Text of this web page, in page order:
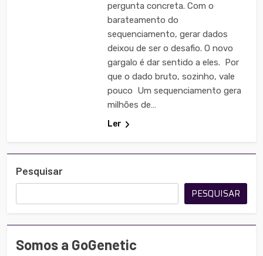
pergunta concreta. Com o
barateamento do
sequenciamento, gerar dados
deixou de ser o desafio. O novo
gargalo é dar sentido a eles. Por
que o dado bruto, sozinho, vale
pouco Um sequenciamento gera
milhões de…
Ler
Pesquisar
PESQUISAR
Somos a GoGenetic